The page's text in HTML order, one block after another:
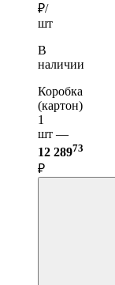
₽/
шт
В
наличии
Коробка
(картон)
1
шт —
12 28973
₽